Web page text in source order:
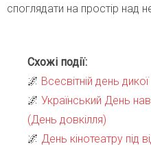
споглядати на простір над
Схожі події:
🌌 Всесвітній день
🌌 Український День
(День довкілля)
🌌 День кінотеатру під